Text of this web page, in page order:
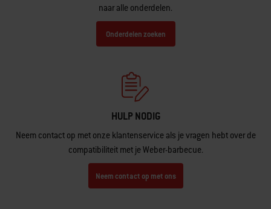
naar alle onderdelen.
Onderdelen zoeken
HULP NODIG
Neem contact op met onze klantenservice als je vragen hebt over de
compatibiliteit met je Weber-barbecue.
Neem contact op met ons